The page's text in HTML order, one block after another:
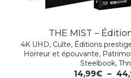
THE MIST –
4K UHD, Culte, Éditions
Horreur et épouvante,
Steelbook,
14,99€ –